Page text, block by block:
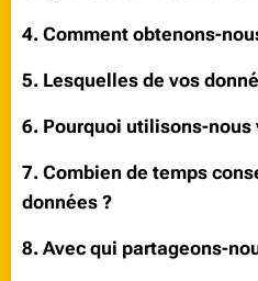
4. Comment obtenons-
5. Lesquelles de vos
6. Pourquoi utilisons-nous
7. Combien de temps
données ?
8. Avec qui partageons-